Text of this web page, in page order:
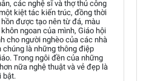
các nghệ sĩ và thợ thủ công
kiệt tác kiến trúc, đồng thời
được tạo nên từ đá, màu
ngoan của mình, Giáo hội
cho người nghèo của các nhà
chúng là những thông điệp
Trong ngôi đền của những
nữa nghệ thuật và vẻ đẹp là
bật.